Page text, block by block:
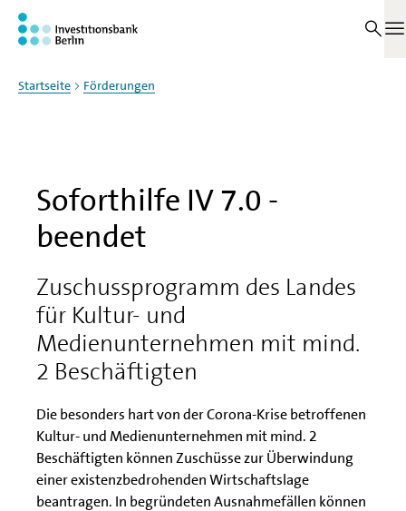
Zum Haupinhalt springen
Startseite Förderungen
Auf dieser Seite
Soforthilfe IV 7.0 -
beendet
Zuschussprogramm des Landes
für Kultur- und
Medienunternehmen mit mind.
2 Beschäftigten
Die besonders hart von der Corona-Krise betroffenen
Kultur- und Medienunternehmen mit mind. 2
Beschäftigten können Zuschüsse zur Überwindung
einer existenzbedrohenden Wirtschaftslage
beantragen. In begründeten Ausnahmefällen können